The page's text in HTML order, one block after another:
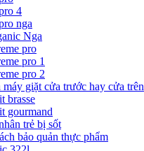
4
nga
Nga
pro
pro 1
pro 2
máy giặt cửa trước hay cửa trên
brasse
gourmand
trẻ bị sốt
bảo quản thực phẩm